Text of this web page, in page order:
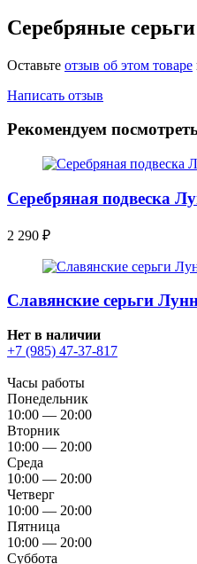
Серебряные
Оставьте отзыв об этом товаре
Написать отзыв
Рекомендуем
Серебряная подвеска
2 290 ₽
Славянские серьги
Нет в наличии
+7 (985) 47-37-817
Часы работы
Понедельник
10:00 — 20:00
Вторник
10:00 — 20:00
Среда
10:00 — 20:00
Четверг
10:00 — 20:00
Пятница
10:00 — 20:00
Суббота